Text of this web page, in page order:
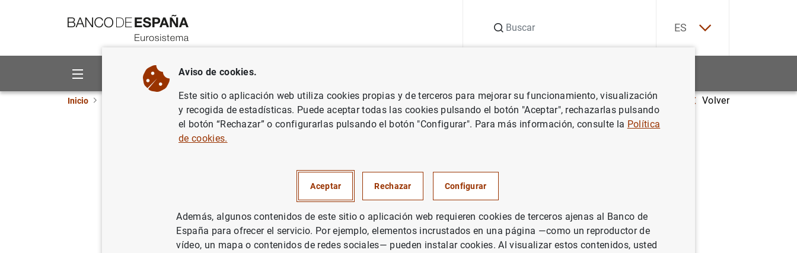
ES
Sobre el Banco Áreas de actuación
Inicio Anuncios Incorporación de Croacia en los cuadros 1.2.a, 1.2.b, 1.3 y 1.4 del Boletín Estadístico. Volver
Incorporación de Croacia en los cuadros 1.2.a,
1.2.b, 1.3 y 1.4 del Boletín Estadístico.
Capítulo 1. Principales indicadores económicos de la zona del
euro
Aviso de cookies.
Este sitio o aplicación web utiliza cookies propias y de terceros para mejorar su funcionamiento, visualización
y recogida de estadísticas. Puede aceptar todas las cookies pulsando el botón "Aceptar", rechazarlas pulsando
el botón “Rechazar” o configurarlas pulsando el botón "Configurar". Para más información, consulte la Política
de cookies.
Aceptar Rechazar Configurar
Además, algunos contenidos de este sitio o aplicación web requieren cookies de terceros ajenas al Banco de
España para ofrecer el servicio. Por ejemplo, elementos incrustados en una página —como un reproductor de
vídeo, un mapa o contenidos de redes sociales— pueden instalar cookies. Al visualizar estos contenidos, usted